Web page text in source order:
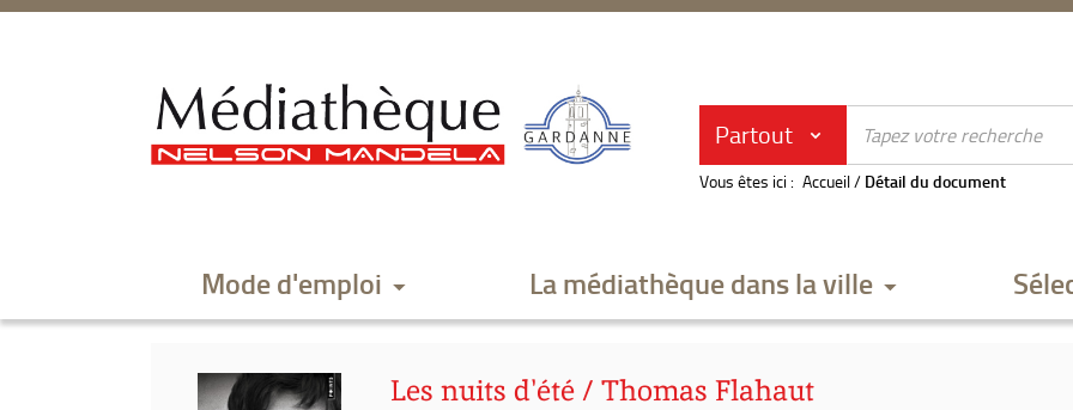
recherche
Partout
Vous êtes ici : Accueil/ Détail du document
Mode d'emploi La médiathèque dans la ville
Les nuits d'été / Thomas Flahaut